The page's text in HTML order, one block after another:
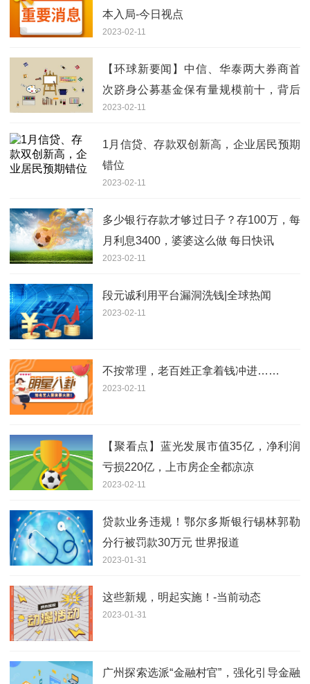
本入局-今日视点
2023-02-11
【环球新要闻】中信、华泰两大券商首
次跻身公募基金保有量规模前十，背后
原因竟是……
2023-02-11
1月信贷、存款双创新高，企业居民预期
错位
2023-02-11
多少银行存款才够过日子？存100万，每
月利息3400，婆婆这么做 每日快讯
2023-02-11
段元诚利用平台漏洞洗钱|全球热闻
2023-02-11
不按常理，老百姓正拿着钱冲进……
2023-02-11
【聚看点】蓝光发展市值35亿，净利润
亏损220亿，上市房企全都凉凉
2023-02-11
贷款业务违规！鄂尔多斯银行锡林郭勒
分行被罚款30万元 世界报道
2023-01-31
这些新规，明起实施！-当前动态
2023-01-31
广州探索选派“金融村官”，强化引导金融